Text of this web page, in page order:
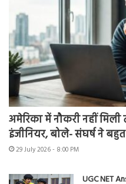
अमेरिका में नौकरी नहीं
इंजीनियर, बोले- संघर्ष ने
29 July 2026 - 8:00 PM
UGC NET